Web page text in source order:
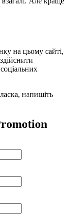
на цьому сайті,
напишіть